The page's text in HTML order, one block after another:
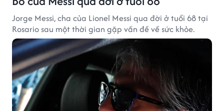
Jorge Messi, cha của Lionel Messi qua đời ở tuổi 68 tại
Rosario sau một thời gian gặp vấn đề về sức khỏe.